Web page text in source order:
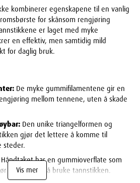
kombinerer egenskapene til en vanlig
for skånsom rengjøring
er laget med myke
en effektiv, men samtidig mild
for daglig bruk.
De myke gummifilamentene gir en
mellom tennene, uten å skade
Den unike triangelformen og
gjør det lettere å komme til
steder.
Håndtaket har en gummioverflate som
det enklere å bruke tannstikken.
Vis mer